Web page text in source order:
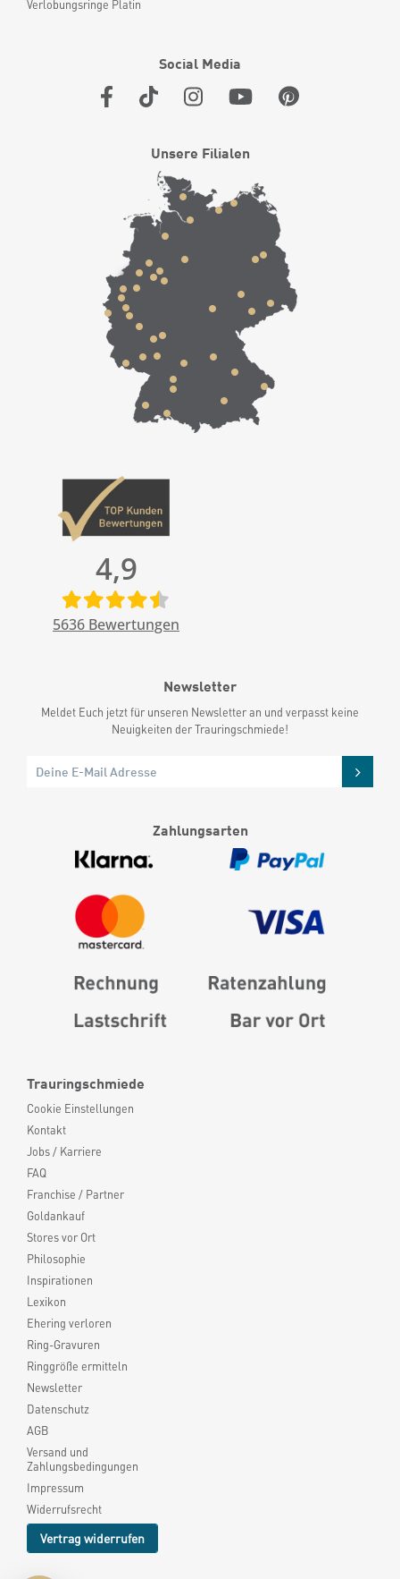
Verlobungsringe Platin
Trauringschmiede
Cookie Einstellungen
Kontakt
Jobs / Karriere
FAQ
Franchise / Partner
Goldankauf
Stores vor Ort
Philosophie
Inspirationen
Lexikon
Ehering verloren
Ring-Gravuren
Ringgröße ermitteln
Newsletter
Datenschutz
AGB
Versand und
Zahlungsbedingungen
Impressum
Widerrufsrecht
Vertrag widerrufen
Social Media
Unsere Filialen
4,9
5636 Bewertungen
Newsletter
Meldet Euch jetzt für unseren Newsletter an und verpasst keine
Neuigkeiten der Trauringschmiede!
Zahlungsarten